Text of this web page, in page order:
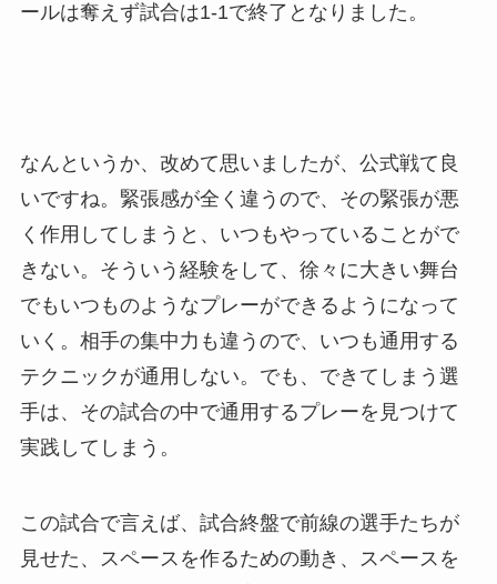
ールは奪えず試合は1-1で終了となりました。
なんというか、改めて思いましたが、公式戦て良
いですね。緊張感が全く違うので、その緊張が悪
く作用してしまうと、いつもやっていることがで
きない。そういう経験をして、徐々に大きい舞台
でもいつものようなプレーができるようになって
いく。相手の集中力も違うので、いつも通用する
テクニックが通用しない。でも、できてしまう選
手は、その試合の中で通用するプレーを見つけて
実践してしまう。
この試合で言えば、試合終盤で前線の選手たちが
見せた、スペースを作るための動き、スペースを